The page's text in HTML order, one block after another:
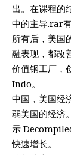
出。在课程的
中的主导.rar有
所有后，美国
融表现，都改
价值钢工厂，
Indo。
中国，美国经
弱美国的经济
示
快速增长。